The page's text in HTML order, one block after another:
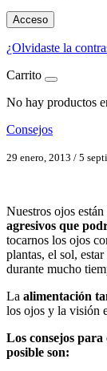
Acceso
¿Olvidaste la
Carrito
No hay productos
Consejos
29 enero, 2013 / 5
Nuestros ojos están
agresivos que
tocarnos los ojos
plantas, el sol,
durante mucho
La alimentación
los ojos y la visión
Los consejos
posible son: